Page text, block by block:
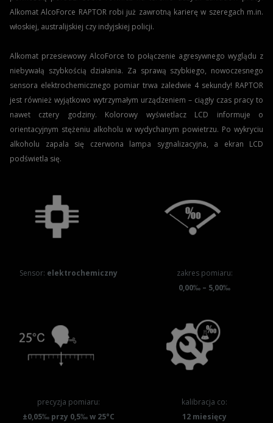
Alkomat AlcoForce RAPTOR robi już zawrotną karierę w szeregach m.in.
włoskiej, australijskiej czy indyjskiej policji.
Alkomat przesiewowy AlcoForce to połączenie agresywnego wyglądu z
niebywałą szybkością działania. Za sprawą szybkiego, nowoczesnego
sensora elektrochemicznego pomiar trwa zaledwie 4 sekundy! RAPTOR
jest również wyjątkowo wytrzymałym urządzeniem – ciągły czas pracy to
nawet cztery godziny. Kolorowy wyświetlacz LCD informuje o
orientacyjnym stężeniu alkoholu w wydychanym powietrzu. Po wykryciu
alkoholu zapala się czerwona lampa sygnalizacyjna, a ekran LCD
podświetla się.
Sensor: elektrochemiczny
zakres pomiaru:
0,00‰ – 5,00‰
precyzja pomiaru:
±0,05‰ przy 0,5‰ w 25°C
kalibracja co:
12 miesięcy